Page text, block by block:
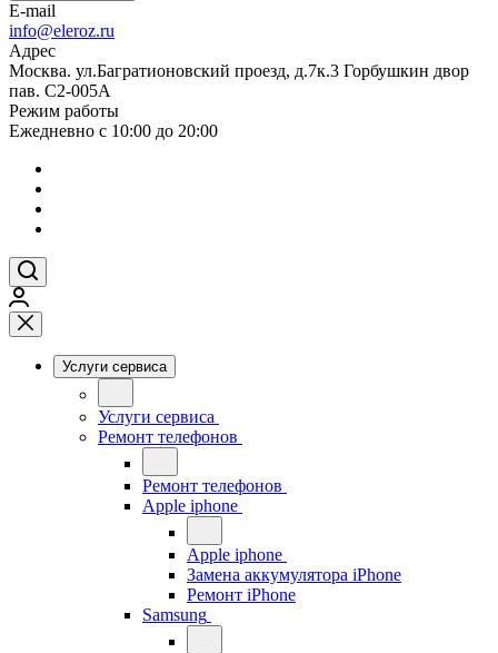
E-mail
info@eleroz.ru
Адрес
Москва. ул.Багратионовский проезд, д.7к.3 Горбушкин двор
пав. C2-005A
Режим работы
Ежедневно с 10:00 до 20:00
Услуги сервиса
Услуги сервиса
Ремонт телефонов
Ремонт телефонов
Apple iphone
Apple iphone
Замена аккумулятора iPhone
Ремонт iPhone
Samsung